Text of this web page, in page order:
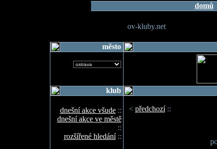
domů
ov-kluby.net
město
klub
dnešní akce všude::
dnešní akce ve městě
::
rozšířené hledání::
< předchozí::